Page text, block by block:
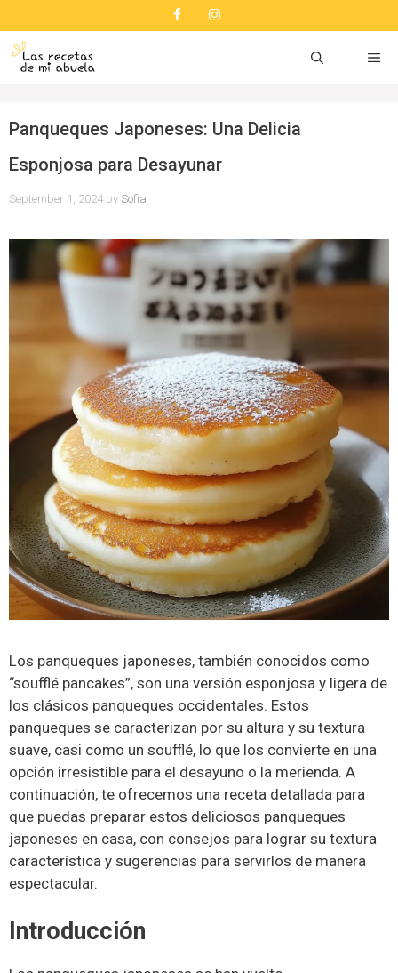
to
content
Panqueques Japoneses: Una Delicia
Esponjosa para Desayunar
September 1, 2024 by Sofia
Los panqueques japoneses, también conocidos como
“soufflé pancakes”, son una versión esponjosa y ligera de
los clásicos panqueques occidentales. Estos
panqueques se caracterizan por su altura y su textura
suave, casi como un soufflé, lo que los convierte en una
opción irresistible para el desayuno o la merienda. A
continuación, te ofrecemos una receta detallada para
que puedas preparar estos deliciosos panqueques
japoneses en casa, con consejos para lograr su textura
característica y sugerencias para servirlos de manera
espectacular.
Introducción